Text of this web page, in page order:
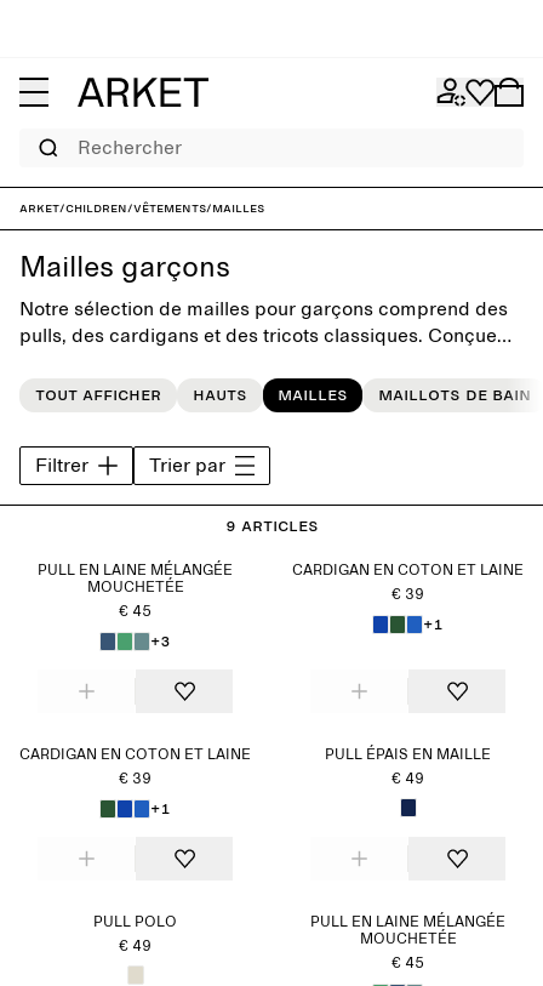
Rechercher
ARKET/Children/Vêtements/Mailles
Mailles garçons
Notre sélection de mailles pour garçons comprend des
pulls, des cardigans et des tricots classiques. Conçue
et chaleur au quotidien.
Tout afficher Hauts Mailles Maillots de bain
Filtrer Trier par
9 articles
PULL EN LAINE MÉLANGÉE
MOUCHETÉE
€ 45
+3
CARDIGAN EN COTON ET LAINE
€ 39
+1
CARDIGAN EN COTON ET LAINE
€ 39
+1
PULL ÉPAIS EN MAILLE
€ 49
PULL POLO
€ 49
PULL EN LAINE MÉLANGÉE
MOUCHETÉE
€ 45